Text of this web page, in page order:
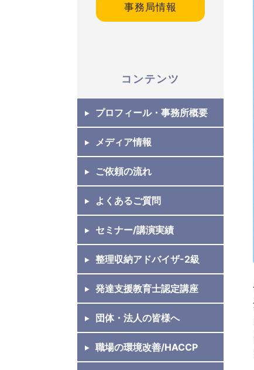
事務局情報
コンテンツ
プロフィール・事務所概要
メディア情報
ご依頼の流れ
よくあるご質問
セミナー/講演実績
整理収納アドバイザ-2級
発達支援教育士認定講座
団体・法人の皆様へ
職場の環境改善/HACCP